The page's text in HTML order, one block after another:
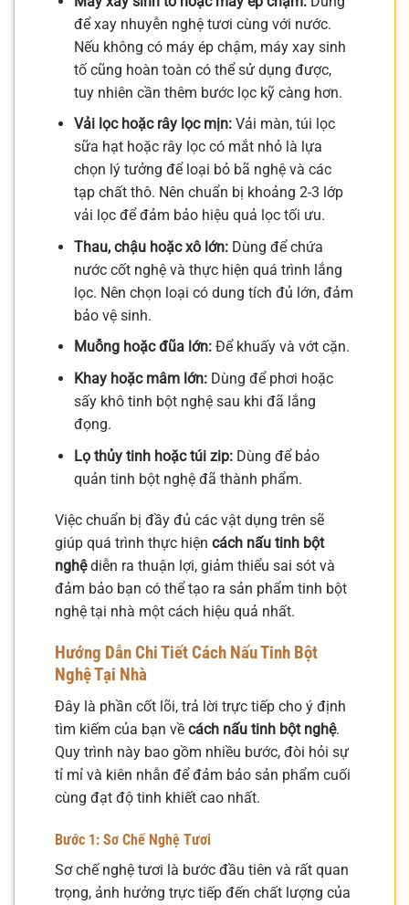
để xay nhuyễn nghệ tươi cùng với nước.
Nếu không có máy ép chậm, máy xay sinh
tố cũng hoàn toàn có thể sử dụng được,
tuy nhiên cần thêm bước lọc kỹ càng hơn.
Vải lọc hoặc rây lọc mịn:Vải màn, túi lọc
sữa hạt hoặc rây lọc có mắt nhỏ là lựa
chọn lý tưởng để loại bỏ bã nghệ và các
tạp chất thô. Nên chuẩn bị khoảng 2-3 lớp
vải lọc để đảm bảo hiệu quả lọc tối ưu.
Thau, chậu hoặc xô lớn:Dùng để chứa
nước cốt nghệ và thực hiện quá trình lắng
lọc. Nên chọn loại có dung tích đủ lớn, đảm
bảo vệ sinh.
Muỗng hoặc đũa lớn:Để khuấy và vớt cặn.
Khay hoặc mâm lớn:Dùng để phơi hoặc
sấy khô tinh bột nghệ sau khi đã lắng
đọng.
Lọ thủy tinh hoặc túi zip:Dùng để bảo
quản tinh bột nghệ đã thành phẩm.
Việc chuẩn bị đầy đủ các vật dụng trên sẽ
giúp quá trình thực hiện cách nấu tinh bột
nghệdiễn ra thuận lợi, giảm thiểu sai sót và
đảm bảo bạn có thể tạo ra sản phẩm tinh bột
nghệ tại nhà một cách hiệu quả nhất.
Hướng Dẫn Chi Tiết Cách Nấu Tinh Bột
Nghệ Tại Nhà
Đây là phần cốt lõi, trả lời trực tiếp cho ý định
tìm kiếm của bạn về cách nấu tinh bột nghệ.
Quy trình này bao gồm nhiều bước, đòi hỏi sự
tỉ mỉ và kiên nhẫn để đảm bảo sản phẩm cuối
cùng đạt độ tinh khiết cao nhất.
Bước 1: Sơ Chế Nghệ Tươi
Sơ chế nghệ tươi là bước đầu tiên và rất quan
trọng, ảnh hưởng trực tiếp đến chất lượng của